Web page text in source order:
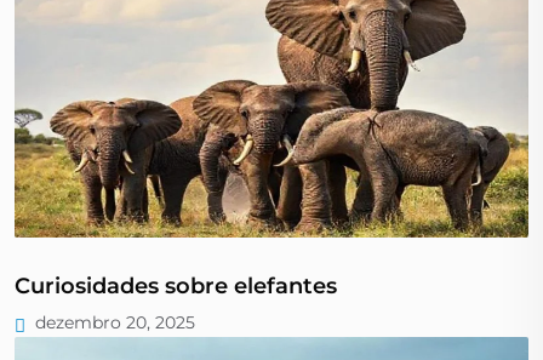
Curiosidades sobre elefantes
dezembro 20, 2025